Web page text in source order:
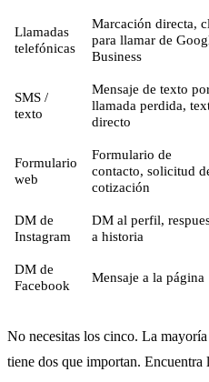
Llamadas
telefónicas
Marcación directa,
para llamar de
Business
SMS /
texto
Mensaje de texto
llamada perdida,
directo
Formulario
web
Formulario de
contacto, solicitud
cotización
DM de
Instagram
DM al perfil,
a historia
DM de
Facebook
Mensaje a la página
No necesitas los cinco. La
tiene dos que importan. Encuentra